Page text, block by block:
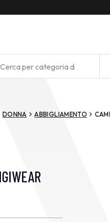
DONNA ABBIGLIAMENTO